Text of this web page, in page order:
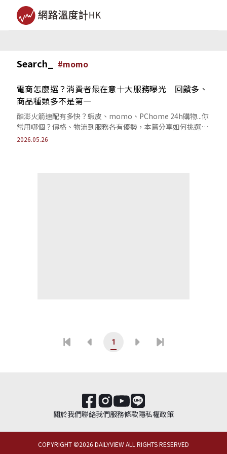
Search_ #momo
電商怎麼選？消費者最在意十大服務曝光 回饋多、
商品種類多不是第一
酷澎火箭速配有多快？蝦皮、momo、PChome 24h購物...你
常用哪個？價格、物流到服務各有優勢，本篇分享如何挑選最
符合你需求的選擇。
2026.05.26
1
關於我們聯絡我們服務條款隱私權政策
COPYRIGHT ©2026 DAILYVIEW ALL RIGHTS RESERVED